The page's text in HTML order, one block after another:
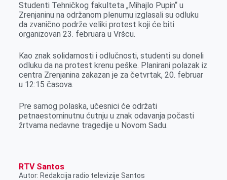
b
o
o
e
n
g
r
e
d
I
r
s
A
p
l
Studenti Tehničkog fakulteta „Mihajlo Pupin“ u
Zrenjaninu na održanom plenumu izglasali su odluku
da zvanično podrže veliki protest koji će biti
organizovan 23. februara u Vršcu.
Kao znak solidarnosti i odlučnosti, studenti su doneli
odluku da na protest krenu peške. Planirani polazak iz
centra Zrenjanina zakazan je za četvrtak, 20. februar
u 12:15 časova.
Pre samog polaska, učesnici će održati
petnaestominutnu ćutnju u znak odavanja počasti
žrtvama nedavne tragedije u Novom Sadu.
RTV Santos
Autor: Redakcija radio televizije Santos